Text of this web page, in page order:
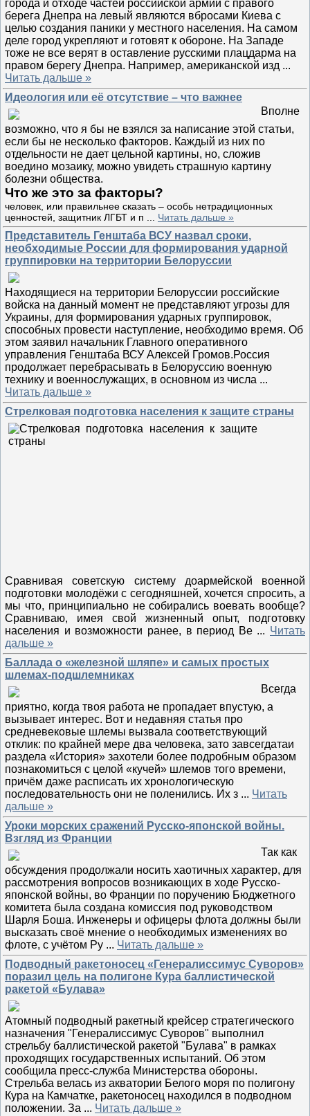
города и отходе частей российской армии с правого
берега Днепра на левый являются вбросами Киева с
целью создания паники у местного населения. На самом
деле город укрепляют и готовят к обороне. На Западе
тоже не все верят в оставление русскими плацдарма на
правом берегу Днепра. Например, американской изд ...
Читать дальше »
Идеология или её отсутствие – что важнее
Вполне
возможно, что я бы не взялся за написание этой статьи,
если бы не несколько факторов. Каждый из них по
отдельности не дает цельной картины, но, сложив
воедино мозаику, можно увидеть страшную картину
болезни общества.
Что же это за факторы?
человек, или правильнее сказать – особь нетрадиционных
ценностей, защитник ЛГБТ и п
Читать дальше »
Представитель Генштаба ВСУ назвал сроки,
необходимые России для формирования ударной
группировки на территории Белоруссии
Находящиеся на территории Белоруссии российские
войска на данный момент не представляют угрозы для
Украины, для формирования ударных группировок,
способных провести наступление, необходимо время. Об
этом заявил начальник Главного оперативного
управления Генштаба ВСУ Алексей Громов.Россия
продолжает перебрасывать в Белоруссию военную
технику и военнослужащих, в основном из числа ...
Читать дальше »
Стрелковая подготовка населения к защите страны
Сравнивая советскую систему доармейской военной
подготовки молодёжи с сегодняшней, хочется спросить, а
мы что, принципиально не собирались воевать вообще?
Сравниваю, имея свой жизненный опыт, подготовку
населения и возможности ранее, в период Ве ... Читать
дальше »
Баллада о «железной шляпе» и самых простых
шлемах-подшлемниках
Всегда
приятно, когда твоя работа не пропадает впустую, а
вызывает интерес. Вот и недавняя статья про
средневековые шлемы вызвала соответствующий
отклик: по крайней мере два человека, зато завсегдатаи
раздела «История» захотели более подробным образом
познакомиться с целой «кучей» шлемов того времени,
причём даже расписать их хронологическую
последовательность они не поленились. Их з ... Читать
дальше »
Уроки морских сражений Русско-японской войны.
Взгляд из Франции
Так как
обсуждения продолжали носить хаотичных характер, для
рассмотрения вопросов возникающих в ходе Русско-
японской войны, во Франции по поручению Бюджетного
комитета была создана комиссия под руководством
Шарля Боша. Инженеры и офицеры флота должны были
высказать своё мнение о необходимых изменениях во
флоте, с учётом Ру ... Читать дальше »
Подводный ракетоносец «Генералиссимус Суворов»
поразил цель на полигоне Кура баллистической
ракетой «Булава»
Атомный подводный ракетный крейсер стратегического
назначения "Генералиссимус Суворов" выполнил
стрельбу баллистической ракетой "Булава" в рамках
проходящих государственных испытаний. Об этом
сообщила пресс-служба Министерства обороны.
Стрельба велась из акватории Белого моря по полигону
Кура на Камчатке, ракетоносец находился в подводном
положении. За ... Читать дальше »